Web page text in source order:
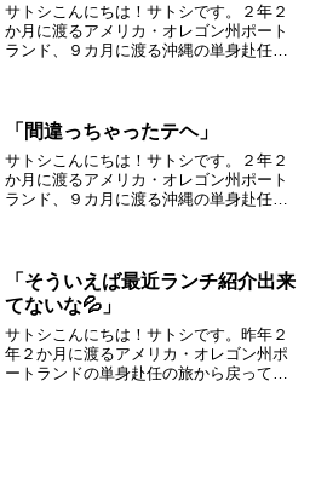
サトシこんにちは！サトシです。２年２
か月に渡るアメリカ・オレゴン州ポート
ランド、９カ月に渡る沖縄の単身赴任の
品川区南大井で不動産を主...
「間違っちゃったテヘ」
サトシこんにちは！サトシです。２年２
か月に渡るアメリカ・オレゴン州ポート
ランド、９カ月に渡る沖縄の単身赴任の
品川区南大井で不動産を主...
「そういえば最近ランチ紹介出来
てないな💦」
サトシこんにちは！サトシです。昨年２
年２か月に渡るアメリカ・オレゴン州ポ
ートランドの単身赴任の旅から戻ってき